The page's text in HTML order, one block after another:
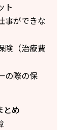
ト
事ができな
険（治療費
の際の保
とめ